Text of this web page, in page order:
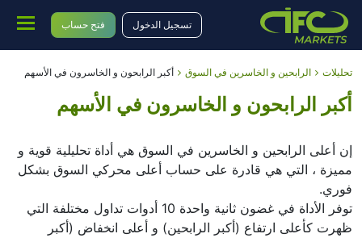
تسجيل الدخول فتح حساب
تحليلات الرابحين و الخاسرين في السوق أكبر الرابحون و الخاسرون في الأسهم
أكبر الرابحون و الخاسرون في الأسهم
إن أعلى الرابحين و الخاسرين في السوق هي أداة تحليلية قوية و
مميزة ، التي هي قادرة على حساب أعلى محركي السوق بشكل
فوري.
توفر الأداة في غضون ثانية واحدة 10 أدوات تداول مختلفة التي
ظهرت كأعلى ارتفاع (أكبر الرابحين) و أعلى انخفاض (أكبر